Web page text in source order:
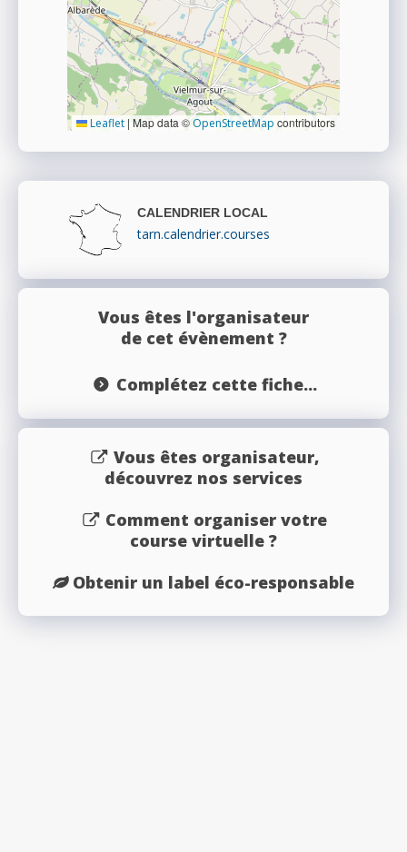
Leaflet | Map data ©OpenStreetMap contributors
CALENDRIER LOCAL
tarn.calendrier.courses
Vous êtes l'organisateur
de cet évènement ?
Complétez cette fiche...
Vous êtes organisateur,
découvrez nos services
Comment organiser votre
course virtuelle ?
Obtenir un label éco-responsable